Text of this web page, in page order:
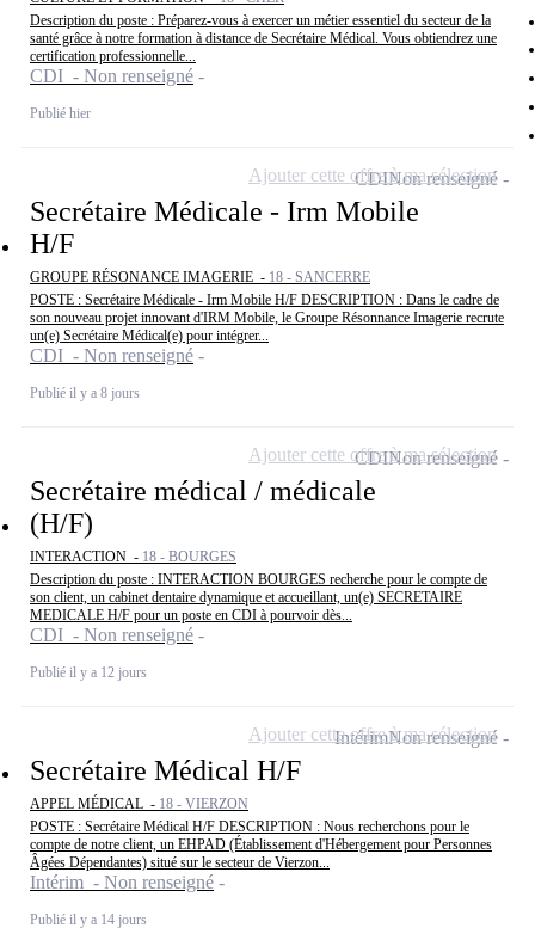
Description du poste : Préparez-vous à exercer un métier essentiel du secteur de la
santé grâce à notre formation à distance de Secrétaire Médical. Vous obtiendrez une
certification professionnelle...
CDI - Non renseigné
Publié hier
Secrétaire Médicale - Irm Mobile
H/F
GROUPE RÉSONANCE IMAGERIE - 18 - SANCERRE
POSTE : Secrétaire Médicale - Irm Mobile H/F DESCRIPTION : Dans le cadre de
son nouveau projet innovant d'IRM Mobile, le Groupe Résonnance Imagerie recrute
un(e) Secrétaire Médical(e) pour intégrer...
CDI - Non renseigné
Publié il y a 8 jours
CDINon renseigné
Ajouter cette offre à ma sélection
Secrétaire médical / médicale
(H/F)
INTERACTION - 18 - BOURGES
Description du poste : INTERACTION BOURGES recherche pour le compte de
son client, un cabinet dentaire dynamique et accueillant, un(e) SECRETAIRE
MEDICALE H/F pour un poste en CDI à pourvoir dès...
CDI - Non renseigné
Publié il y a 12 jours
CDINon renseigné
Ajouter cette offre à ma sélection
Secrétaire Médical H/F
APPEL MÉDICAL - 18 - VIERZON
POSTE : Secrétaire Médical H/F DESCRIPTION : Nous recherchons pour le
compte de notre client, un EHPAD (Établissement d'Hébergement pour Personnes
Âgées Dépendantes) situé sur le secteur de Vierzon...
Intérim - Non renseigné
Publié il y a 14 jours
IntérimNon renseigné
Ajouter cette offre à ma sélection